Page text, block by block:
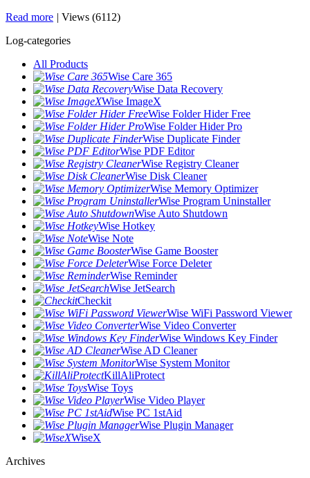
Read more | Views (6112)
Log-categories
All Products
Wise Care 365
Wise Data Recovery
Wise ImageX
Wise Folder Hider Free
Wise Folder Hider Pro
Wise Duplicate Finder
Wise PDF Editor
Wise Registry Cleaner
Wise Disk Cleaner
Wise Memory Optimizer
Wise Program Uninstaller
Wise Auto Shutdown
Wise Hotkey
Wise Note
Wise Game Booster
Wise Force Deleter
Wise Reminder
Wise JetSearch
Checkit
Wise WiFi Password Viewer
Wise Video Converter
Wise Windows Key Finder
Wise AD Cleaner
Wise System Monitor
KillAliProtect
Wise Toys
Wise Video Player
Wise PC 1stAid
Wise Plugin Manager
WiseX
Archives